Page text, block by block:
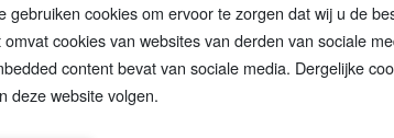
op kartonpak
gebruiken cookies om ervoor te zorgen dat wij u de
omvat cookies van websites van derden van sociale
content bevat van sociale media. Dergelijke
deze website volgen.